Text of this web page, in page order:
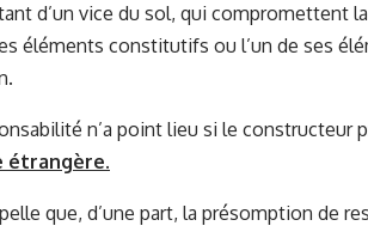
d’un vice du sol, qui compromettent
éléments constitutifs ou l’un de ses
n’a point lieu si le constructeur
étrangère.
que, d’une part, la présomption de